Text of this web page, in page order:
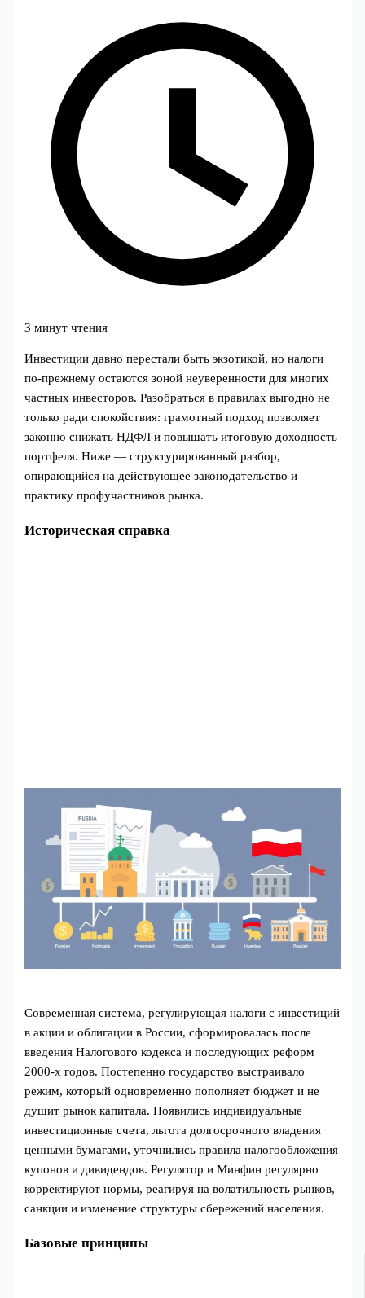
3 минут чтения
Инвестиции давно перестали быть экзотикой, но налоги
по-прежнему остаются зоной неуверенности для многих
частных инвесторов. Разобраться в правилах выгодно не
только ради спокойствия: грамотный подход позволяет
законно снижать НДФЛ и повышать итоговую доходность
портфеля. Ниже — структурированный разбор,
опирающийся на действующее законодательство и
практику профучастников рынка.
Историческая справка
Современная система, регулирующая налоги с инвестиций
в акции и облигации в России, сформировалась после
введения Налогового кодекса и последующих реформ
2000‑х годов. Постепенно государство выстраивало
режим, который одновременно пополняет бюджет и не
душит рынок капитала. Появились индивидуальные
инвестиционные счета, льгота долгосрочного владения
ценными бумагами, уточнились правила налогообложения
купонов и дивидендов. Регулятор и Минфин регулярно
корректируют нормы, реагируя на волатильность рынков,
санкции и изменение структуры сбережений населения.
Базовые принципы